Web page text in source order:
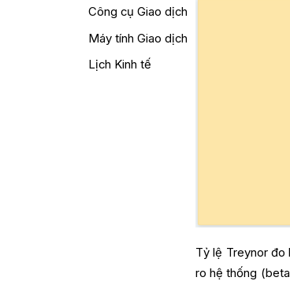
Công cụ Giao dịch
Máy tính Giao dịch
Lịch Kinh tế
Tỷ lệ Treynor đo
ro hệ thống